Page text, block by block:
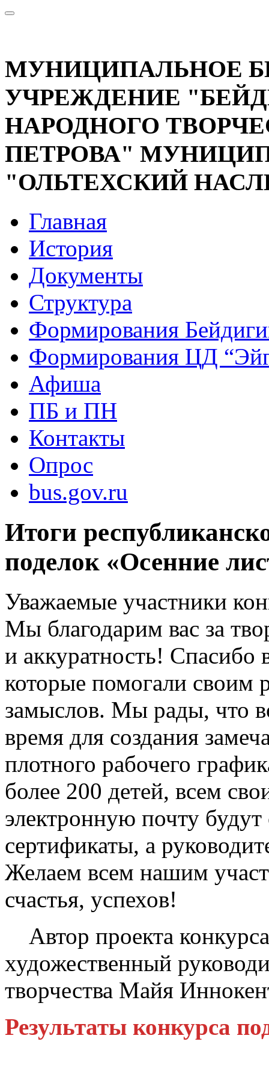
МУНИЦИПАЛЬНОЕ
УЧРЕЖДЕНИЕ
НАРОДНОГО
ПЕТРОВА"
"ОЛЬТЕХСКИЙ
Главная
История
Документы
Структура
Формирования
Формирования ЦД
Афиша
ПБ и ПН
Контакты
Опрос
bus.gov.ru
Итоги
поделок «Осенние
Уважаемые участники
Мы благодарим вас за
и аккуратность! Спасибо
которые помогали своим
замыслов. Мы рады, что
время для создания
плотного рабочего
более 200 детей, всем
электронную почту
сертификаты, а
Желаем всем нашим
счастья, успехов!
Автор проекта
художественный
творчества Майя
Результаты конкурса